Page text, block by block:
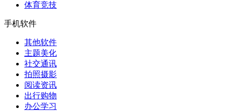
体育竞技
手机软件
其他软件
主题美化
社交通讯
拍照摄影
阅读资讯
出行购物
办公学习